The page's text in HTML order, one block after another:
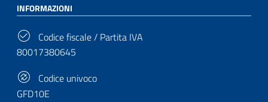
INFORMAZIONI
Codice fiscale / Partita IVA
80017380645
Codice univoco
GFD10E